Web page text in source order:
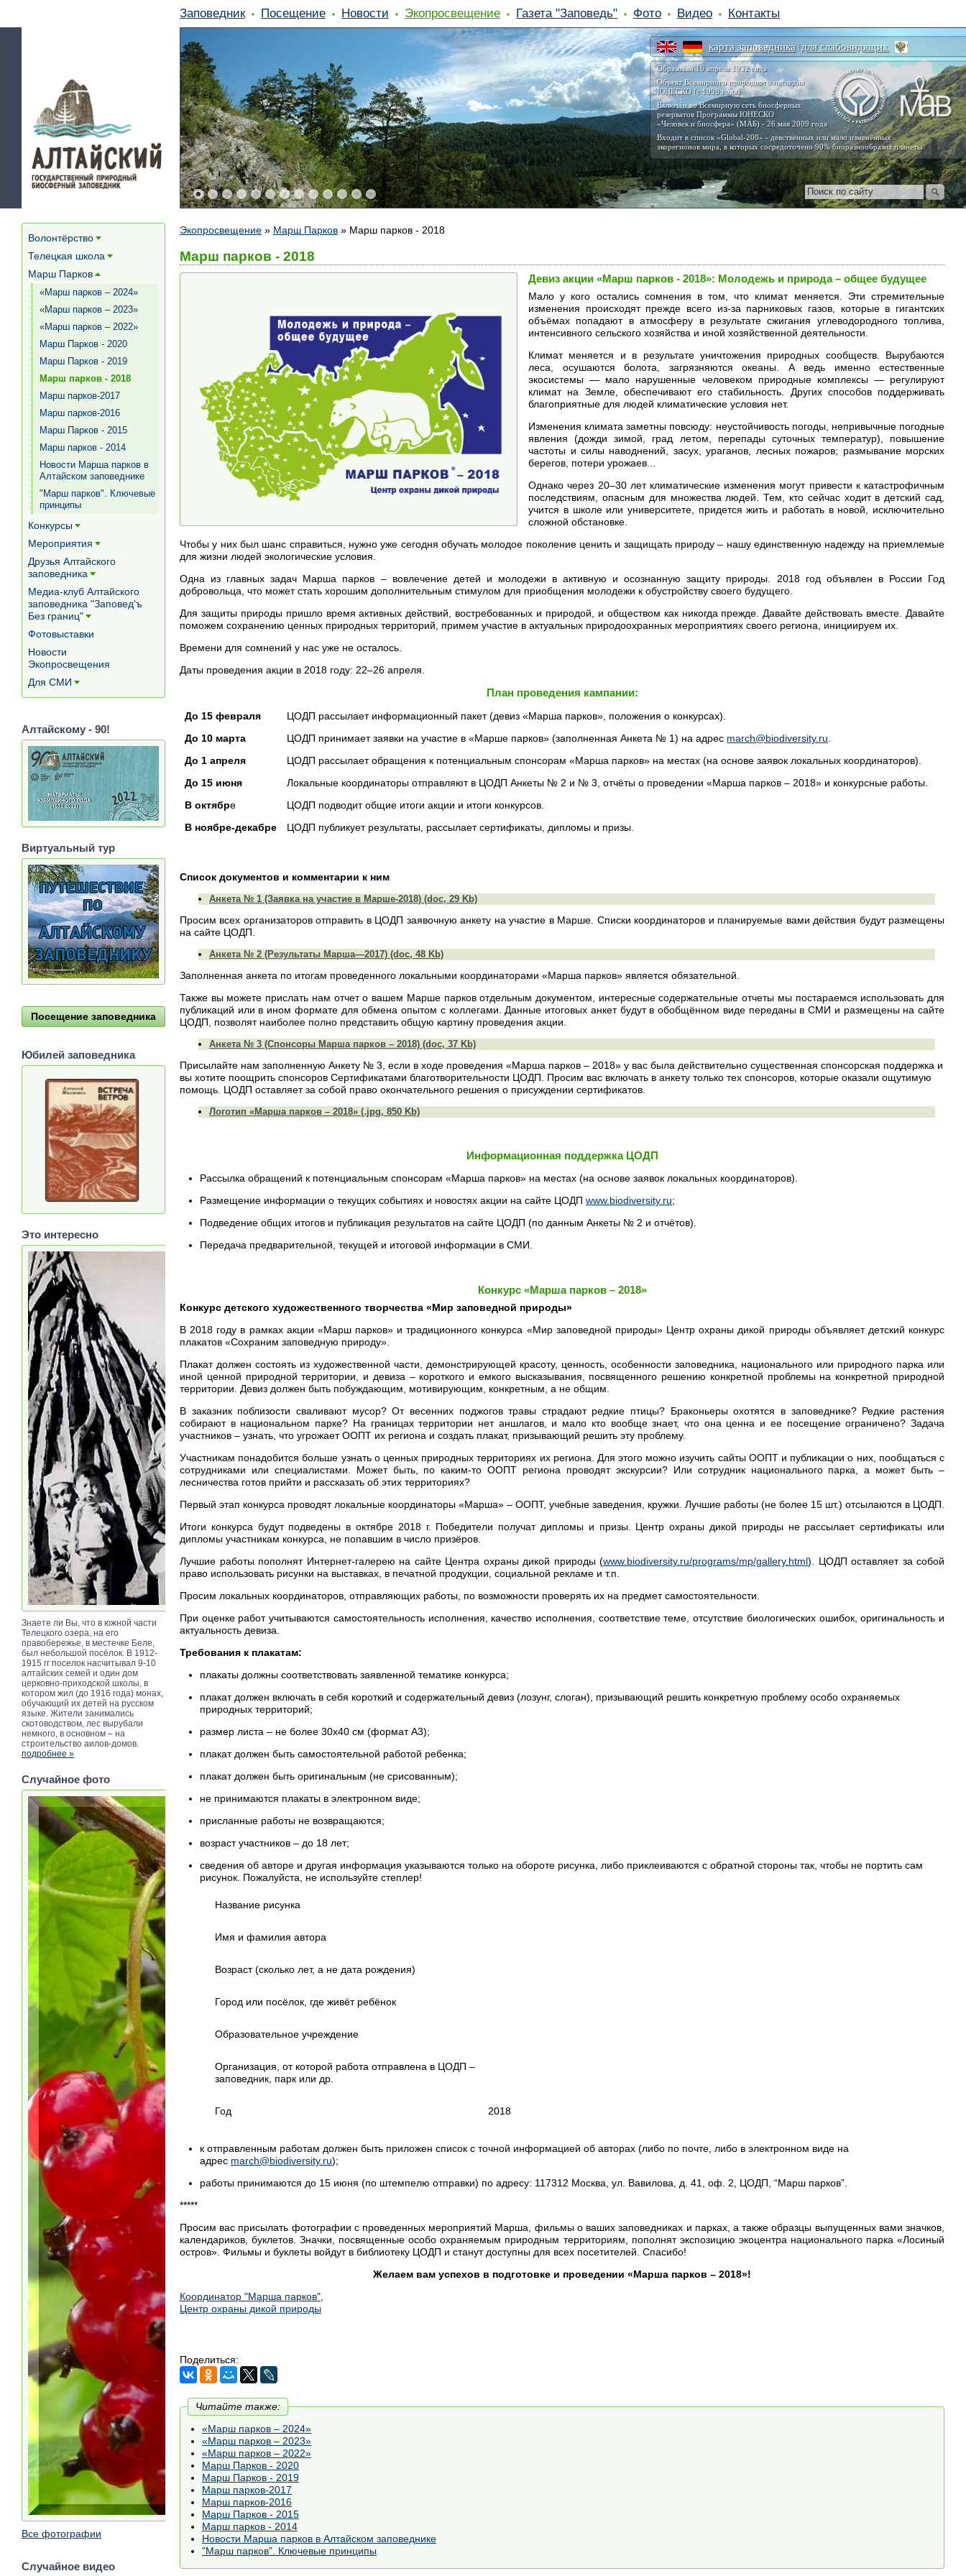
карта заповедника | для слабовидящих
Образован 16 апреля 1932 года
Объект Всемирного природного наследия
ЮНЕСКО (с 1998 года)
Включён во Всемирную сеть биосферных
резерватов Программы ЮНЕСКО
«Человек и биосфера» (МАБ) - 26 мая 2009 года
Входит в список «Global-200» - девственных или мало изменённых
экорегионов мира, в которых сосредоточено 90% биоразнообразия планеты
Заповедник Посещение Новости Экопросвещение Газета "Заповедь" Фото Видео Контакты
Экопросвещение » Марш Парков » Марш парков - 2018
Марш парков - 2018
Девиз акции «Марш парков - 2018»: Молодежь и природа – общее будущее
Мало у кого остались сомнения в том, что климат меняется. Эти стремительные
изменения происходят прежде всего из-за парниковых газов, которые в гигантских
объёмах попадают в атмосферу в результате сжигания углеводородного топлива,
интенсивного сельского хозяйства и иной хозяйственной деятельности.
Климат меняется и в результате уничтожения природных сообществ. Вырубаются
леса, осушаются болота, загрязняются океаны. А ведь именно естественные
экосистемы — мало нарушенные человеком природные комплексы — регулируют
климат на Земле, обеспечивают его стабильность. Других способов поддерживать
благоприятные для людей климатические условия нет.
Изменения климата заметны повсюду: неустойчивость погоды, непривычные погодные
явления (дожди зимой, град летом, перепады суточных температур), повышение
частоты и силы наводнений, засух, ураганов, лесных пожаров; размывание морских
берегов, потери урожаев...
Однако через 20–30 лет климатические изменения могут привести к катастрофичным
последствиям, опасным для множества людей. Тем, кто сейчас ходит в детский сад,
учится в школе или университете, придется жить и работать в новой, исключительно
сложной обстановке.
Чтобы у них был шанс справиться, нужно уже сегодня обучать молодое поколение ценить и защищать природу – нашу единственную надежду на приемлемые
для жизни людей экологические условия.
Одна из главных задач Марша парков – вовлечение детей и молодежи в активную и осознанную защиту природы. 2018 год объявлен в России Год
добровольца, что может стать хорошим дополнительным стимулом для приобщения молодежи к обустройству своего будущего.
Для защиты природы пришло время активных действий, востребованных и природой, и обществом как никогда прежде. Давайте действовать вместе. Давайте
поможем сохранению ценных природных территорий, примем участие в актуальных природоохранных мероприятиях своего региона, инициируем их.
Времени для сомнений у нас уже не осталось.
Даты проведения акции в 2018 году: 22–26 апреля.
План проведения кампании:
До 15 февраля
ЦОДП рассылает информационный пакет (девиз «Марша парков», положения о конкурсах).
До 10 марта
ЦОДП принимает заявки на участие в «Марше парков» (заполненная Анкета № 1) на адрес march@biodiversity.ru
До 1 апреля
ЦОДП рассылает обращения к потенциальным спонсорам «Марша парков» на местах (на основе заявок локальных координаторов).
До 15 июня
Локальные координаторы отправляют в ЦОДП Анкеты № 2 и № 3, отчёты о проведении «Марша парков – 2018» и конкурсные работы.
В октябре
ЦОДП подводит общие итоги акции и итоги конкурсов.
В ноябре-декабре
ЦОДП публикует результаты, рассылает сертификаты, дипломы и призы.
Список документов и комментарии к ним
Анкета № 1 (Заявка на участие в Марше-2018) (doc, 29 Kb)
Просим всех организаторов отправить в ЦОДП заявочную анкету на участие в Марше. Списки координаторов и планируемые вами действия будут размещены
на сайте ЦОДП.
Анкета № 2 (Результаты Марша—2017) (doc, 48 Kb)
Заполненная анкета по итогам проведенного локальными координаторами «Марша парков» является обязательной.
Также вы можете прислать нам отчет о вашем Марше парков отдельным документом, интересные содержательные отчеты мы постараемся использовать для
публикаций или в ином формате для обмена опытом с коллегами. Данные итоговых анкет будут в обобщённом виде переданы в СМИ и размещены на сайте
ЦОДП, позволят наиболее полно представить общую картину проведения акции.
Анкета № 3 (Спонсоры Марша парков – 2018) (doc, 37 Kb)
Присылайте нам заполненную Анкету № 3, если в ходе проведения «Марша парков – 2018» у вас была действительно существенная спонсорская поддержка и
вы хотите поощрить спонсоров Сертификатами благотворительности ЦОДП. Просим вас включать в анкету только тех спонсоров, которые оказали ощутимую
помощь. ЦОДП оставляет за собой право окончательного решения о присуждении сертификатов.
Логотип «Марша парков – 2018» (.jpg, 850 Kb)
Информационная поддержка ЦОДП
Рассылка обращений к потенциальным спонсорам «Марша парков» на местах (на основе заявок локальных координаторов).
Размещение информации о текущих событиях и новостях акции на сайте ЦОДП www.biodiversity.ru;
Подведение общих итогов и публикация результатов на сайте ЦОДП (по данным Анкеты № 2 и отчётов).
Передача предварительной, текущей и итоговой информации в СМИ.
Конкурс «Марша парков – 2018»
Конкурс детского художественного творчества «Мир заповедной природы»
В 2018 году в рамках акции «Марш парков» и традиционного конкурса «Мир заповедной природы» Центр охраны дикой природы объявляет детский конкурс
плакатов «Сохраним заповедную природу».
Плакат должен состоять из художественной части, демонстрирующей красоту, ценность, особенности заповедника, национального или природного парка или
иной ценной природной территории, и девиза – короткого и емкого высказывания, посвященного решению конкретной проблемы на конкретной природной
территории. Девиз должен быть побуждающим, мотивирующим, конкретным, а не общим.
В заказник поблизости сваливают мусор? От весенних поджогов травы страдают редкие птицы? Браконьеры охотятся в заповеднике? Редкие растения
собирают в национальном парке? На границах территории нет аншлагов, и мало кто вообще знает, что она ценна и ее посещение ограничено? Задача
участников – узнать, что угрожает ООПТ их региона и создать плакат, призывающий решить эту проблему.
Участникам понадобится больше узнать о ценных природных территориях их региона. Для этого можно изучить сайты ООПТ и публикации о них, пообщаться с
сотрудниками или специалистами. Может быть, по каким-то ООПТ региона проводят экскурсии? Или сотрудник национального парка, а может быть –
лесничества готов прийти и рассказать об этих территориях?
Первый этап конкурса проводят локальные координаторы «Марша» – ООПТ, учебные заведения, кружки. Лучшие работы (не более 15 шт.) отсылаются в ЦОДП.
Итоги конкурса будут подведены в октябре 2018 г. Победители получат дипломы и призы. Центр охраны дикой природы не рассылает сертификаты или
дипломы участникам конкурса, не попавшим в число призёров.
Лучшие работы пополнят Интернет-галерею на сайте Центра охраны дикой природы (www.biodiversity.ru/programs/mp/gallery.html). ЦОДП оставляет за собой
право использовать рисунки на выставках, в печатной продукции, социальной рекламе и т.п.
Просим локальных координаторов, отправляющих работы, по возможности проверять их на предмет самостоятельности.
При оценке работ учитываются самостоятельность исполнения, качество исполнения, соответствие теме, отсутствие биологических ошибок, оригинальность и
актуальность девиза.
Требования к плакатам:
плакаты должны соответствовать заявленной тематике конкурса;
плакат должен включать в себя короткий и содержательный девиз (лозунг, слоган), призывающий решить конкретную проблему особо охраняемых
природных территорий;
размер листа – не более 30х40 см (формат А3);
плакат должен быть самостоятельной работой ребенка;
плакат должен быть оригинальным (не срисованным);
не принимаются плакаты в электронном виде;
присланные работы не возвращаются;
возраст участников – до 18 лет;
сведения об авторе и другая информация указываются только на обороте рисунка, либо приклеиваются с обратной стороны так, чтобы не портить сам
рисунок. Пожалуйста, не используйте степлер!
Название рисунка
Имя и фамилия автора
Возраст (сколько лет, а не дата рождения)
Город или посёлок, где живёт ребёнок
Образовательное учреждение
Организация, от которой работа отправлена в ЦОДП –
заповедник, парк или др.
Год 2018
к отправленным работам должен быть приложен список с точной информацией об авторах (либо по почте, либо в электронном виде на
адрес march@biodiversity.ru);
работы принимаются до 15 июня (по штемпелю отправки) по адресу: 117312 Москва, ул. Вавилова, д. 41, оф. 2, ЦОДП, “Марш парков”.
*****
Просим вас присылать фотографии с проведенных мероприятий Марша, фильмы о ваших заповедниках и парках, а также образцы выпущенных вами значков,
календариков, буклетов. Значки, посвященные особо охраняемым природным территориям, пополнят экспозицию экоцентра национального парка «Лосиный
остров». Фильмы и буклеты войдут в библиотеку ЦОДП и станут доступны для всех посетителей. Спасибо!
Желаем вам успехов в подготовке и проведении «Марша парков – 2018»!
Координатор "Марша парков",
Центр охраны дикой природы
Поделиться:
Читайте также:
«Марш парков – 2024»
«Марш парков – 2023»
«Марш парков – 2022»
Марш Парков - 2020
Марш Парков - 2019
Марш парков-2017
Марш парков-2016
Марш Парков - 2015
Марш парков - 2014
Новости Марша парков в Алтайском заповеднике
"Марш парков". Ключевые принципы
Волонтёрство
Телецкая школа
Марш Парков [+]
«Марш парков – 2024»
«Марш парков – 2023»
«Марш парков – 2022»
Марш Парков - 2020
Марш Парков - 2019
Марш парков - 2018
Марш парков-2017
Марш парков-2016
Марш Парков - 2015
Марш парков - 2014
Новости Марша парков в
Алтайском заповеднике
"Марш парков". Ключевые
принципы
Конкурсы
Мероприятия
Друзья Алтайского
заповедника
Медиа-клуб Алтайского
заповедника "Заповед'ъ
Без границ"
Фотовыставки
Новости
Экопросвещения
Для СМИ
Алтайскому - 90!
Виртуальный тур
Посещение заповедника
Юбилей заповедника
Это интересно
Знаете ли Вы, что в южной части
Телецкого озера, на его
правобережье, в местечке Беле,
был небольшой посёлок. В 1912-
1915 гг поселок насчитывал 9-10
алтайских семей и один дом
церковно-приходской школы, в
котором жил (до 1916 года) монах,
обучающий их детей на русском
языке. Жители занимались
скотоводством, лес вырубали
немного, в основном – на
строительство аилов-домов.
подробнее »
Случайное фото
Все фотографии
Случайное видео